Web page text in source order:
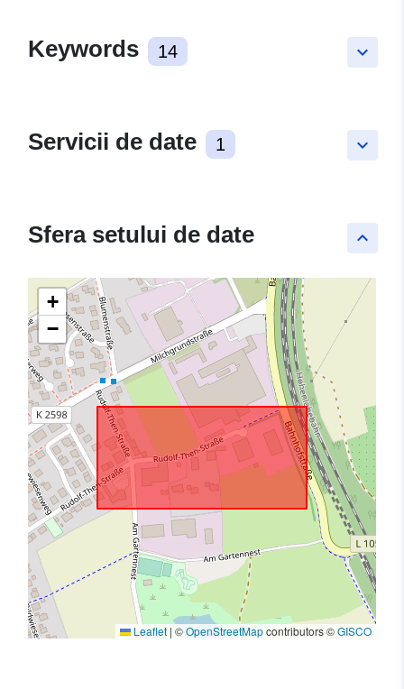
keyboard_arrow_down
Keywords 14
keyboard_arrow_down
Servicii de date 1
keyboard_arrow_up
Sfera setului de date
+
−
Leaflet | ©OpenStreetMapcontributors ©GISCO